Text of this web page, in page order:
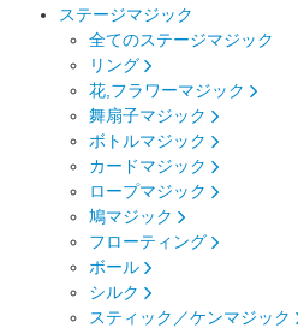
ステージマジッ
全てのステージ
リング
花,フラワーマジック
舞扇子マジック
ボトルマジック
カードマジック
ロープマジック
鳩マジック
フローティング
ボール
シルク
スティック／ケンマジック